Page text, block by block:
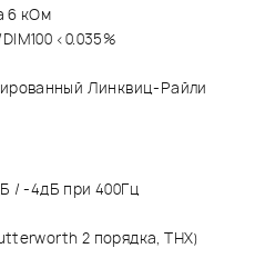
6 кОм
<0.035%
Линквиц-Райли
/ -4дБ при 400Гц
2 порядка, THX)